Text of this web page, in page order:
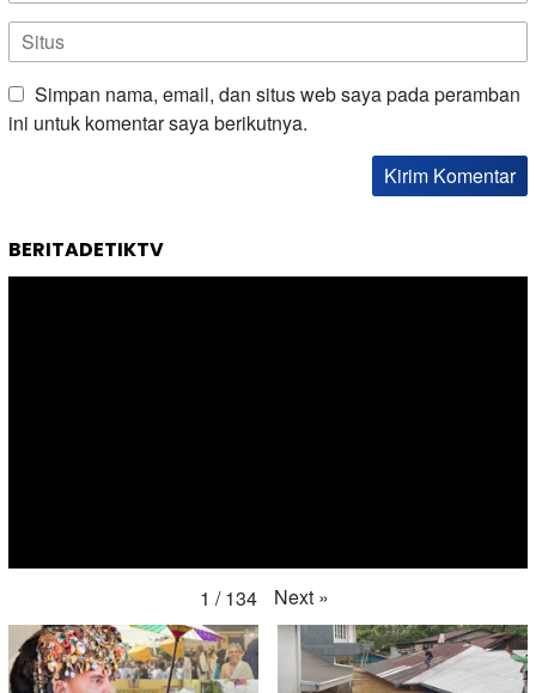
Simpan nama, email, dan situs web saya pada peramban
ini untuk komentar saya berikutnya.
BERITADETIKTV
1 / 134 Next »